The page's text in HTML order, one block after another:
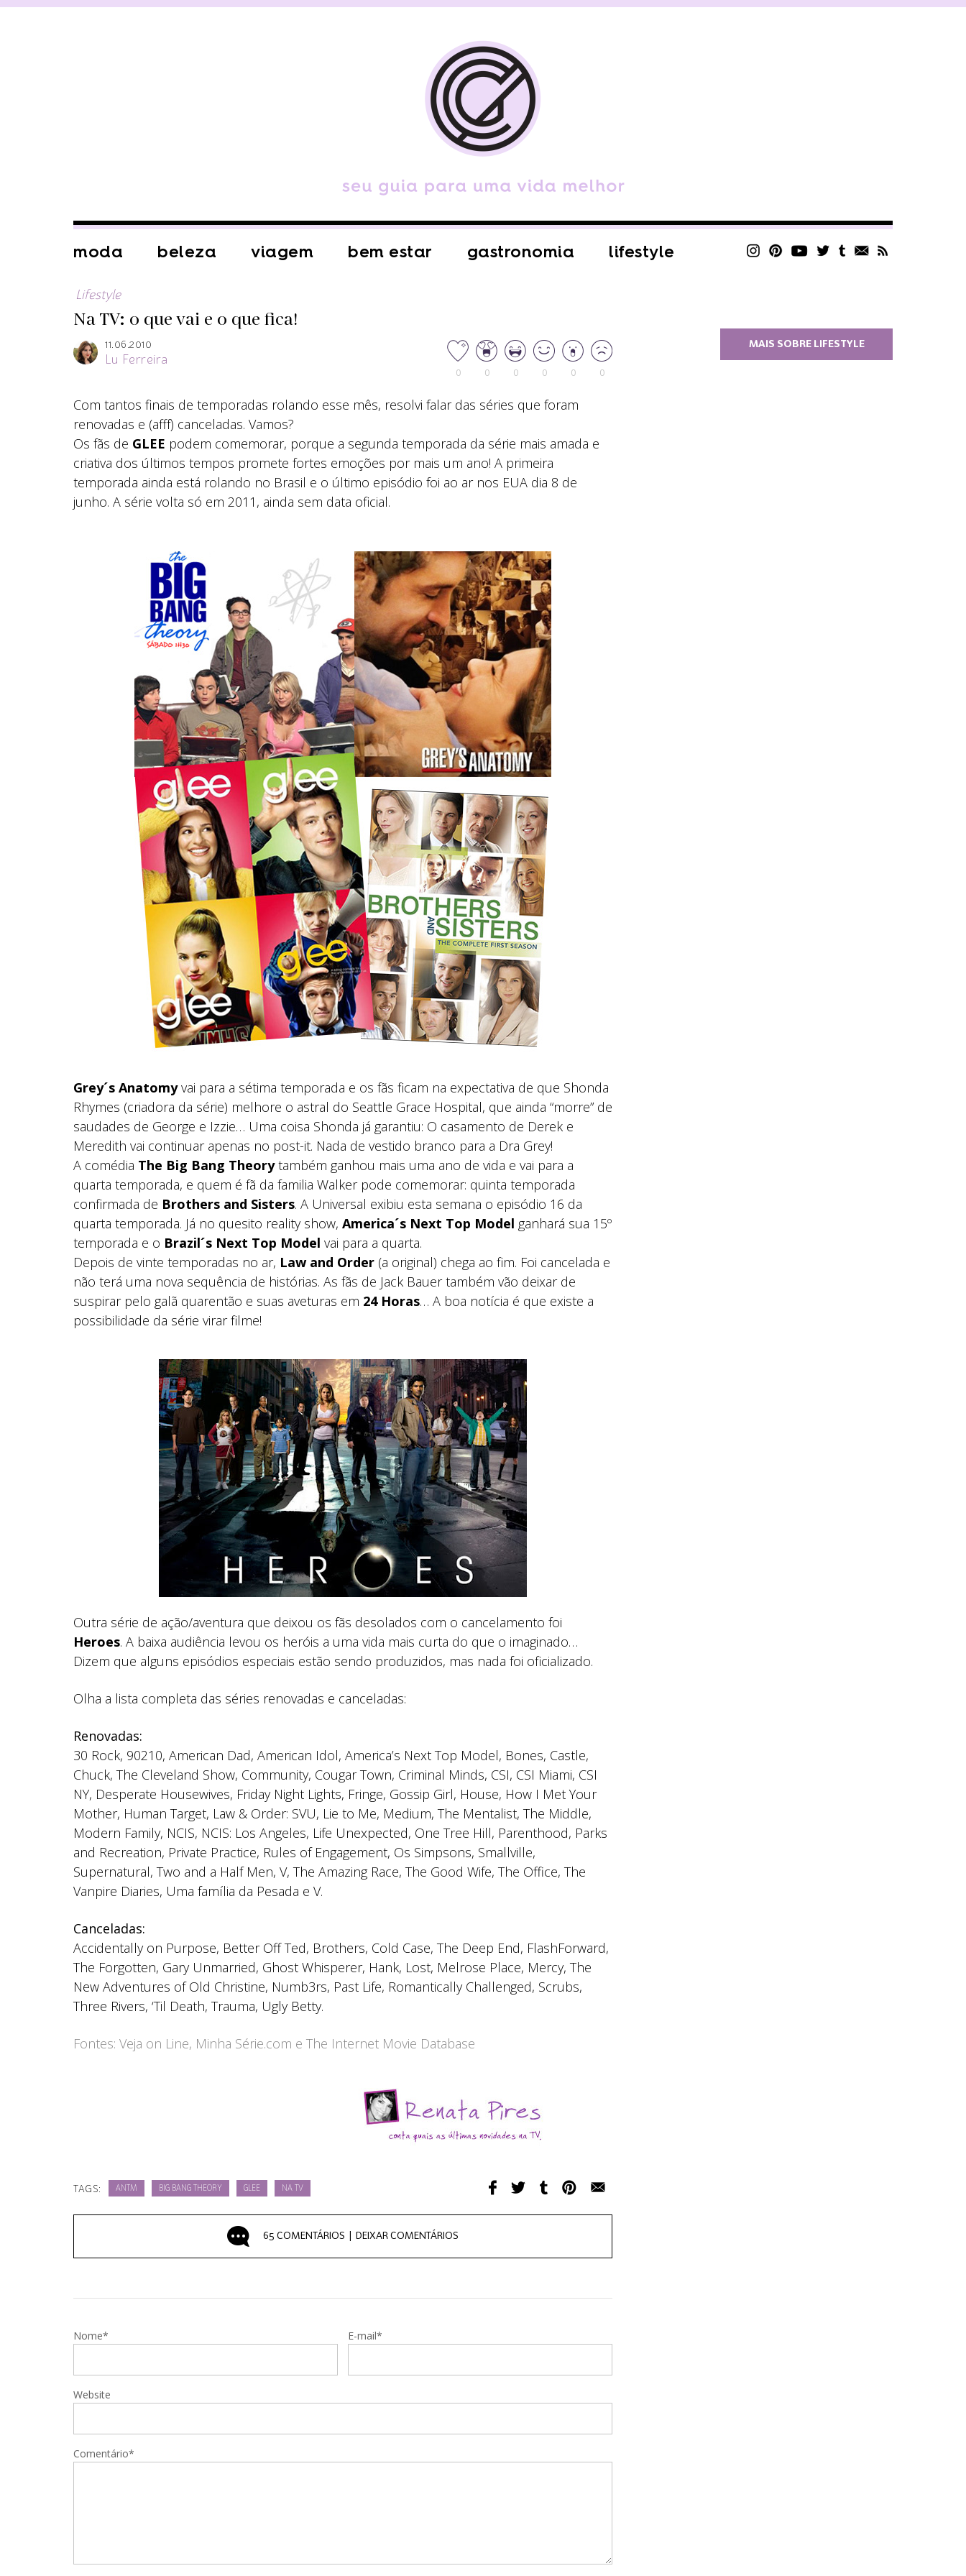
moda beleza viagem bem estar gastronomia lifestyle
Lifestyle
Na TV: o que vai e o que fica!
11.06.2010
Lu Ferreira
0 0 0 0 0 0
Com tantos finais de temporadas rolando esse mês, resolvi falar das séries que foram
renovadas e (afff) canceladas. Vamos?
Os fãs de GLEE podem comemorar, porque a segunda temporada da série mais amada e
criativa dos últimos tempos promete fortes emoções por mais um ano! A primeira
temporada ainda está rolando no Brasil e o último episódio foi ao ar nos EUA dia 8 de
junho. A série volta só em 2011, ainda sem data oficial.
Grey´s Anatomyvai para a sétima temporada e os fãs ficam na expectativa de que Shonda
Rhymes (criadora da série) melhore o astral do Seattle Grace Hospital, que ainda “morre” de
saudades de George e Izzie… Uma coisa Shonda já garantiu: O casamento de Derek e
Meredith vai continuar apenas no post-it. Nada de vestido branco para a Dra Grey!
A comédia The Big Bang Theorytambém ganhou mais uma ano de vida e vai para a
quarta temporada, e quem é fã da familia Walker pode comemorar: quinta temporada
confirmada de Brothers and Sisters. A Universal exibiu esta semana o episódio 16 da
quarta temporada. Já no quesito reality show, America´s Next Top Model ganhará sua 15º
temporada e o Brazil´s Next Top Model vai para a quarta.
Depois de vinte temporadas no ar, Law and Order (a original) chega ao fim. Foi cancelada e
não terá uma nova sequência de histórias. As fãs de Jack Bauer também vão deixar de
suspirar pelo galã quarentão e suas aveturas em 24 Horas… A boa notícia é que existe a
possibilidade da série virar filme!
Outra série de ação/aventura que deixou os fãs desolados com o cancelamento foi
Heroes. A baixa audiência levou os heróis a uma vida mais curta do que o imaginado…
Dizem que alguns episódios especiais estão sendo produzidos, mas nada foi oficializado.
Olha a lista completa das séries renovadas e canceladas:
Renovadas:
30 Rock, 90210, American Dad, American Idol, America’s Next Top Model, Bones, Castle,
Chuck, The Cleveland Show, Community, Cougar Town, Criminal Minds, CSI, CSI Miami, CSI
NY, Desperate Housewives, Friday Night Lights, Fringe, Gossip Girl, House, How I Met Your
Mother, Human Target, Law & Order: SVU, Lie to Me, Medium, The Mentalist, The Middle,
Modern Family, NCIS, NCIS: Los Angeles, Life Unexpected, One Tree Hill, Parenthood, Parks
and Recreation, Private Practice, Rules of Engagement, Os Simpsons, Smallville,
Supernatural, Two and a Half Men, V, The Amazing Race, The Good Wife, The Office, The
Vanpire Diaries, Uma família da Pesada e V.
Canceladas:
Accidentally on Purpose, Better Off Ted, Brothers, Cold Case, The Deep End, FlashForward,
The Forgotten, Gary Unmarried, Ghost Whisperer, Hank, Lost, Melrose Place, Mercy, The
New Adventures of Old Christine, Numb3rs, Past Life, Romantically Challenged, Scrubs,
Three Rivers, ‘Til Death, Trauma, Ugly Betty.
Fontes: Veja on Line, Minha Série.com e The Internet Movie Database
TAGS: ANTM BIG BANG THEORY GLEE NA TV
65 COMENTÁRIOS | DEIXAR COMENTÁRIOS
Nome* E-mail*
Website
Comentário*
MAIS SOBRE LIFESTYLE